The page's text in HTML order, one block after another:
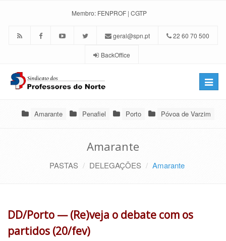
Membro: FENPROF | CGTP
geral@spn.pt 22 60 70 500
BackOffice
Toggle
Amarante Penafiel Porto Póvoa de Varzim
Amarante
PASTAS DELEGAÇÕES Amarante
DD/Porto — (Re)veja o debate com os
partidos (20/fev)